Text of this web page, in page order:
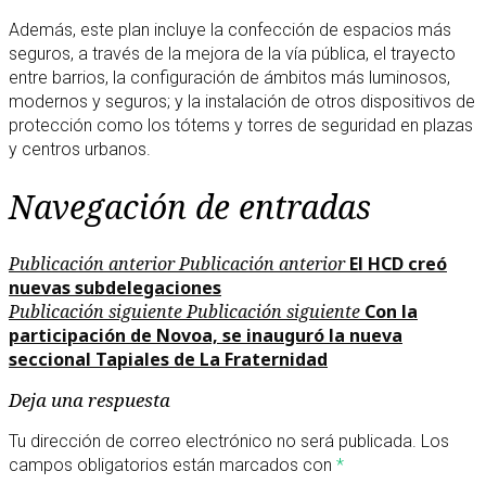
Además, este plan incluye la confección de espacios más
seguros, a través de la mejora de la vía pública, el trayecto
entre barrios, la configuración de ámbitos más luminosos,
modernos y seguros; y la instalación de otros dispositivos de
protección como los tótems y torres de seguridad en plazas
y centros urbanos.
Navegación de entradas
Publicación anteriorPublicación anterior El HCD creó
nuevas subdelegaciones
Publicación siguientePublicación siguiente Con la
participación de Novoa, se inauguró la nueva
seccional Tapiales de La Fraternidad
Deja una respuesta
Tu dirección de correo electrónico no será publicada. Los
campos obligatorios están marcados con *